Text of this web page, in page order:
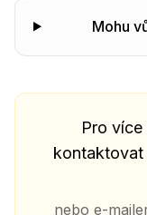
Mohu
Pro
kontaktovat
nebo e-